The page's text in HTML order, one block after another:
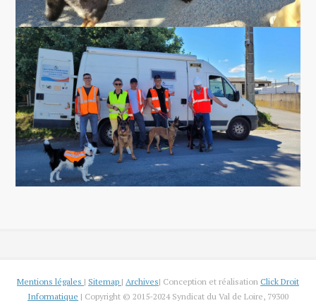
Mentions légales | Sitemap | Archives| Conception et réalisation Click Droit
Informatique | Copyright © 2015-2024 Syndicat du Val de Loire, 79300